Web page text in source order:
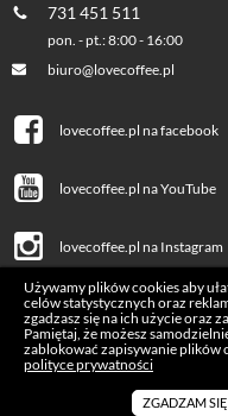
731 451 511
pon. - pt.: 8:00 - 16:00
biuro@lovecoffee.pl
lovecoffee.pl na facebook
lovecoffee.pl na YouTube
lovecoffee.pl na Instagram
Copyrights © 2026
Używamy plików cookies aby
celów statystycznych oraz
zgadzasz się na ich użycie oraz
Pamiętaj, że możesz
zablokować zapisywanie plików
polityce prywatności
ZGADZAM SIĘ